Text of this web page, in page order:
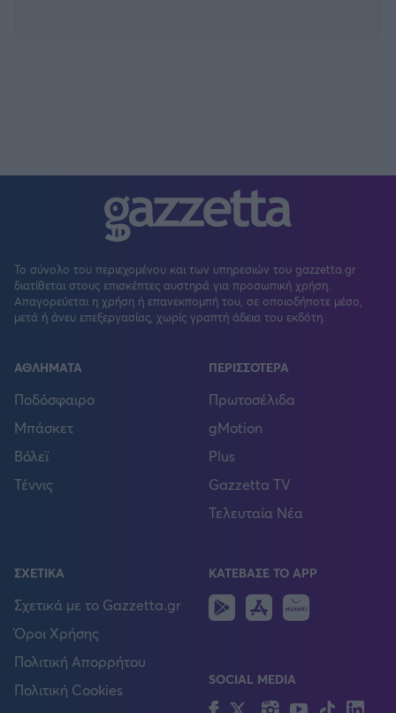
Το σύνολο του περιεχομένου και των υπηρεσιών του gazzetta.gr
διατίθεται στους επισκέπτες αυστηρά για προσωπική χρήση.
Απαγορεύεται η χρήση ή επανεκπομπή του, σε οποιοδήποτε μέσο,
μετά ή άνευ επεξεργασίας, χωρίς γραπτή άδεια του εκδότη.
ΑΘΛΗΜΑΤΑ
Ποδόσφαιρο
Μπάσκετ
Βόλεϊ
Τέννις
ΠΕΡΙΣΣΟΤΕΡΑ
Πρωτοσέλιδα
gMotion
Plus
Gazzetta TV
Τελευταία Νέα
ΣΧΕΤΙΚΑ
Σχετικά με το Gazzetta.gr
Όροι Χρήσης
Πολιτική Απορρήτου
Πολιτική Cookies
ΚΑΤΕΒΑΣΕ ΤΟ APP
Android
IOS
SOCIAL MEDIA